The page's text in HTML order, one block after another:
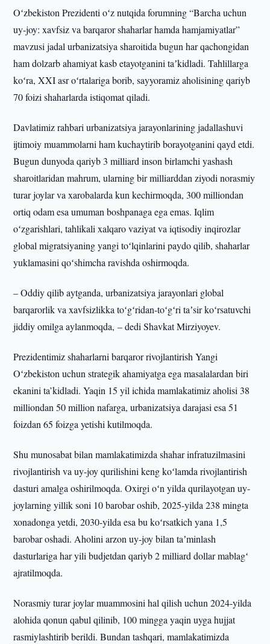
Oʻzbekiston Prezidenti oʻz nutqida forumning “Barcha uchun
uy-joy: xavfsiz va barqaror shaharlar hamda hamjamiyatlar”
mavzusi jadal urbanizatsiya sharoitida bugun har qachongidan
ham dolzarb ahamiyat kasb etayotganini taʼkidladi. Tahlillarga
koʻra, XXI asr oʻrtalariga borib, sayyoramiz aholisining qariyb
70 foizi shaharlarda istiqomat qiladi.
Davlatimiz rahbari urbanizatsiya jarayonlarining jadallashuvi
ijtimoiy muammolarni ham kuchaytirib borayotganini qayd etdi.
Bugun dunyoda qariyb 3 milliard inson birlamchi yashash
sharoitlaridan mahrum, ularning bir milliarddan ziyodi norasmiy
turar joylar va xarobalarda kun kechirmoqda, 300 milliondan
ortiq odam esa umuman boshpanaga ega emas. Iqlim
oʻzgarishlari, tahlikali xalqaro vaziyat va iqtisodiy inqirozlar
global migratsiyaning yangi toʻlqinlarini paydo qilib, shaharlar
yuklamasini qoʻshimcha ravishda oshirmoqda.
– Oddiy qilib aytganda, urbanizatsiya jarayonlari global
barqarorlik va xavfsizlikka toʻgʻridan-toʻgʻri taʼsir koʻrsatuvchi
jiddiy omilga aylanmoqda, – dedi Shavkat Mirziyoyev.
Prezidentimiz shaharlarni barqaror rivojlantirish Yangi
Oʻzbekiston uchun strategik ahamiyatga ega masalalardan biri
ekanini ta’kidladi. Yaqin 15 yil ichida mamlakatimiz aholisi 38
milliondan 50 million nafarga, urbanizatsiya darajasi esa 51
foizdan 65 foizga yetishi kutilmoqda.
Shu munosabat bilan mamlakatimizda shahar infratuzilmasini
rivojlantirish va uy-joy qurilishini keng koʻlamda rivojlantirish
dasturi amalga oshirilmoqda. Oxirgi oʻn yilda qurilayotgan uy-
joylarning yillik soni 10 barobar oshib, 2025-yilda 238 mingta
xonadonga yetdi, 2030-yilda esa bu koʻrsatkich yana 1,5
barobar oshadi. Aholini arzon uy-joy bilan taʼminlash
dasturlariga har yili budjetdan qariyb 2 milliard dollar mablagʻ
ajratilmoqda.
Norasmiy turar joylar muammosini hal qilish uchun 2024-yilda
alohida qonun qabul qilinib, 100 mingga yaqin uyga hujjat
rasmiylashtirib berildi. Bundan tashqari, mamlakatimizda